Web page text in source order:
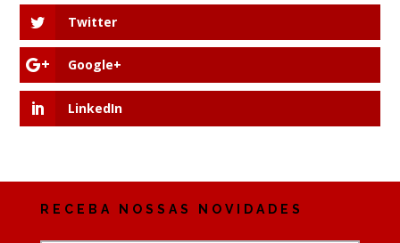
Twitter
Google+
LinkedIn
RECEBA NOSSAS NOVIDADES